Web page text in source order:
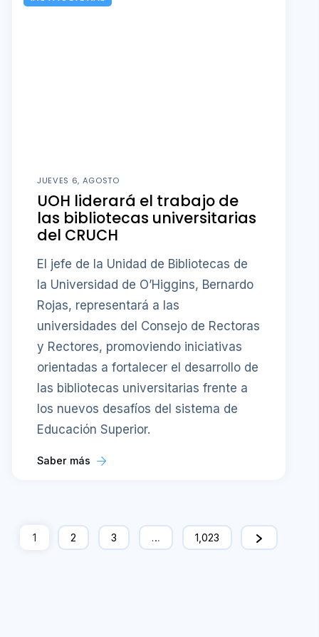
JUEVES 6, AGOSTO
UOH liderará el trabajo de
las bibliotecas universitarias
del CRUCH
El jefe de la Unidad de Bibliotecas de
la Universidad de O’Higgins, Bernardo
Rojas, representará a las
universidades del Consejo de Rectoras
y Rectores, promoviendo iniciativas
orientadas a fortalecer el desarrollo de
las bibliotecas universitarias frente a
los nuevos desafíos del sistema de
Educación Superior.
Saber más
1 2 3 … 1,023